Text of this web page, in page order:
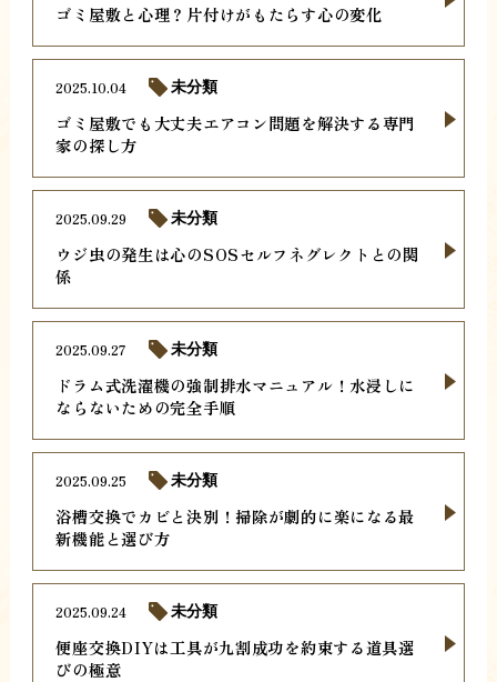
ゴミ屋敷と心理？片付けがもたらす心の変化
ゴミ屋敷でも大丈夫エアコン問題を解決する専門
家の探し方
2025.10.04 未分類
ウジ虫の発生は心のSOSセルフネグレクトとの関
係
2025.09.29 未分類
ドラム式洗濯機の強制排水マニュアル！水浸しに
ならないための完全手順
2025.09.27 未分類
浴槽交換でカビと決別！掃除が劇的に楽になる最
新機能と選び方
2025.09.25 未分類
便座交換DIYは工具が九割成功を約束する道具選
びの極意
2025.09.24 未分類